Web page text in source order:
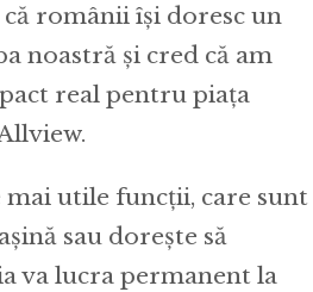
românii își doresc un
noastră și cred că am
real pentru piața
utile funcții, care sunt
sau dorește să
va lucra permanent la